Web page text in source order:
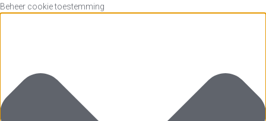
Beheer cookie toestemming